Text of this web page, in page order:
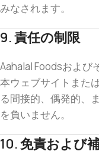
みなされます。
9. 責任の制限
Aahalal Foodsおよび
本ウェブサイトまた
る間接的、偶発的、
を負いません。
10. 免責および